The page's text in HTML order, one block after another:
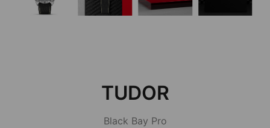
TUDOR
Black Bay Pro